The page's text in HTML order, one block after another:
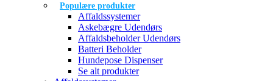
Populære produkter
Affaldssystemer
Askebægre Udendørs
Affaldsbeholder Udendørs
Batteri Beholder
Hundepose Dispenser
Se alt produkter